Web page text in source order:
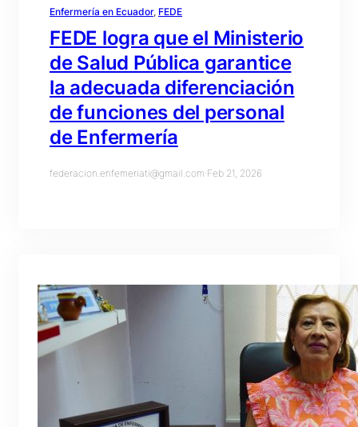
Enfermería en Ecuador, FEDE
FEDE logra que el Ministerio
de Salud Pública garantice
la adecuada diferenciación
de funciones del personal
de Enfermería
federacion.enfemeriati@gmail.com·Feb 21, 2026